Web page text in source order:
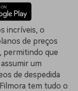
incríveis, o
de preços
permitindo que
um
de despedida
tem tudo o